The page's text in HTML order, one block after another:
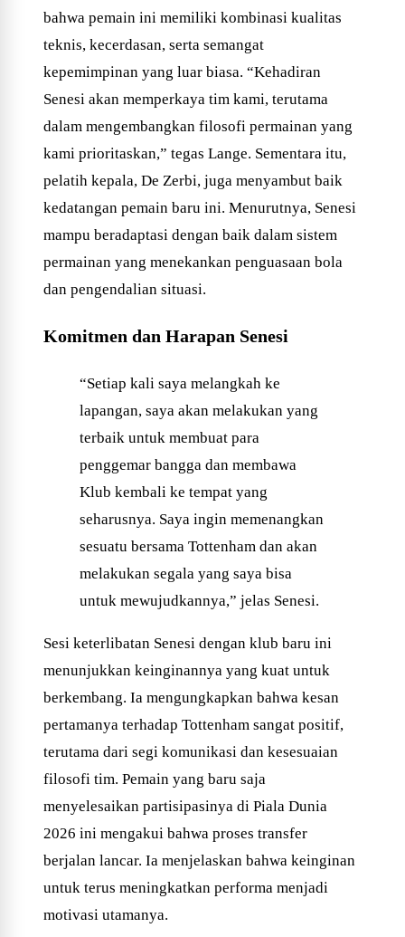
bahwa pemain ini memiliki kombinasi kualitas
teknis, kecerdasan, serta semangat
kepemimpinan yang luar biasa. “Kehadiran
Senesi akan memperkaya tim kami, terutama
dalam mengembangkan filosofi permainan yang
kami prioritaskan,” tegas Lange. Sementara itu,
pelatih kepala, De Zerbi, juga menyambut baik
kedatangan pemain baru ini. Menurutnya, Senesi
mampu beradaptasi dengan baik dalam sistem
permainan yang menekankan penguasaan bola
dan pengendalian situasi.
Komitmen dan Harapan Senesi
“Setiap kali saya melangkah ke
lapangan, saya akan melakukan yang
terbaik untuk membuat para
penggemar bangga dan membawa
Klub kembali ke tempat yang
seharusnya. Saya ingin memenangkan
sesuatu bersama Tottenham dan akan
melakukan segala yang saya bisa
untuk mewujudkannya,” jelas Senesi.
Sesi keterlibatan Senesi dengan klub baru ini
menunjukkan keinginannya yang kuat untuk
berkembang. Ia mengungkapkan bahwa kesan
pertamanya terhadap Tottenham sangat positif,
terutama dari segi komunikasi dan kesesuaian
filosofi tim. Pemain yang baru saja
menyelesaikan partisipasinya di Piala Dunia
2026 ini mengakui bahwa proses transfer
berjalan lancar. Ia menjelaskan bahwa keinginan
untuk terus meningkatkan performa menjadi
motivasi utamanya.